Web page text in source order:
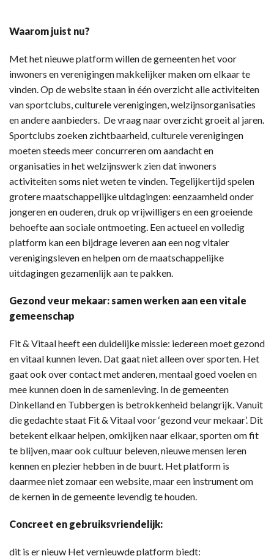
Waarom juist nu?
Met het nieuwe platform willen de gemeenten het voor
inwoners en verenigingen makkelijker maken om elkaar te
vinden. Op de website staan in één overzicht alle activiteiten
van sportclubs, culturele verenigingen, welzijnsorganisaties
en andere aanbieders. De vraag naar overzicht groeit al jaren.
Sportclubs zoeken zichtbaarheid, culturele verenigingen
moeten steeds meer concurreren om aandacht en
organisaties in het welzijnswerk zien dat inwoners
activiteiten soms niet weten te vinden. Tegelijkertijd spelen
grotere maatschappelijke uitdagingen: eenzaamheid onder
jongeren en ouderen, druk op vrijwilligers en een groeiende
behoefte aan sociale ontmoeting. Een actueel en volledig
platform kan een bijdrage leveren aan een nog vitaler
verenigingsleven en helpen om de maatschappelijke
uitdagingen gezamenlijk aan te pakken.
Gezond veur mekaar: samen werken aan een vitale
gemeenschap
Fit & Vitaal heeft een duidelijke missie: iedereen moet gezond
en vitaal kunnen leven. Dat gaat niet alleen over sporten. Het
gaat ook over contact met anderen, mentaal goed voelen en
mee kunnen doen in de samenleving. In de gemeenten
Dinkelland en Tubbergen is betrokkenheid belangrijk. Vanuit
die gedachte staat Fit & Vitaal voor ‘gezond veur mekaar’. Dit
betekent elkaar helpen, omkijken naar elkaar, sporten om fit
te blijven, maar ook cultuur beleven, nieuwe mensen leren
kennen en plezier hebben in de buurt. Het platform is
daarmee niet zomaar een website, maar een instrument om
de kernen in de gemeente levendig te houden.
Concreet en gebruiksvriendelijk:
dit is er nieuw Het vernieuwde platform biedt: